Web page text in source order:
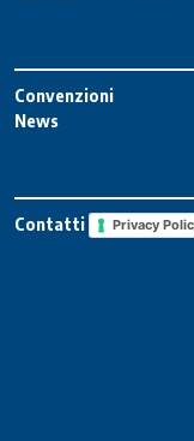
Convenzioni
News
Contatti Privacy